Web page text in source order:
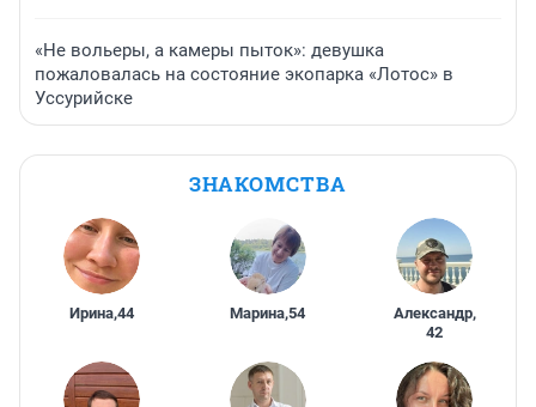
«Не вольеры, а камеры пыток»: девушка
пожаловалась на состояние экопарка «Лотос» в
Уссурийске
ЗНАКОМСТВА
Ирина,44 Марина,54 Александр,
42